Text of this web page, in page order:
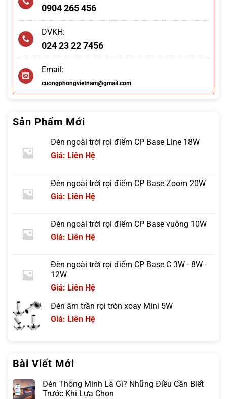
0904 265 456
DVKH:
024 23 22 7456
Email:
cuongphongvietnam@gmail.com
Sản Phẩm Mới
Đèn ngoài trời rọi điểm CP Base Line 18W
Giá: Liên Hệ
Đèn ngoài trời rọi điểm CP Base Zoom 20W
Giá: Liên Hệ
Đèn ngoài trời rọi điểm CP Base vuông 10W
Giá: Liên Hệ
Đèn ngoài trời rọi điểm CP Base C 3W - 8W -
12W
Giá: Liên Hệ
Đèn âm trần rọi tròn xoay Mini 5W
Giá: Liên Hệ
Bài Viết Mới
Đèn Thông Minh Là Gì? Những Điều Cần Biết
Trước Khi Lựa Chọn